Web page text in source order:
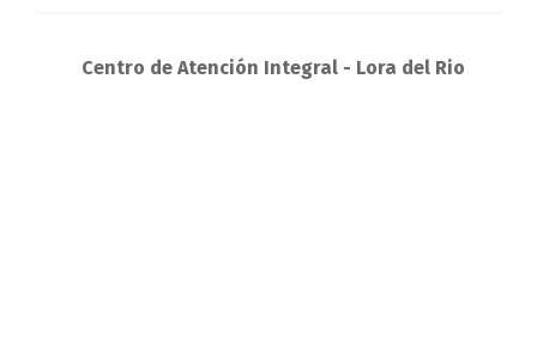
Centro de Atención Integral - Lora del Rio